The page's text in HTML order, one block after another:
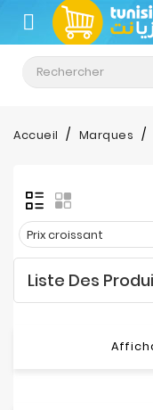
CATÉGORIE
Climatisation
Informatique
&
Tablette
Impression
Accueil Marques
Prix croissant
Liste Des